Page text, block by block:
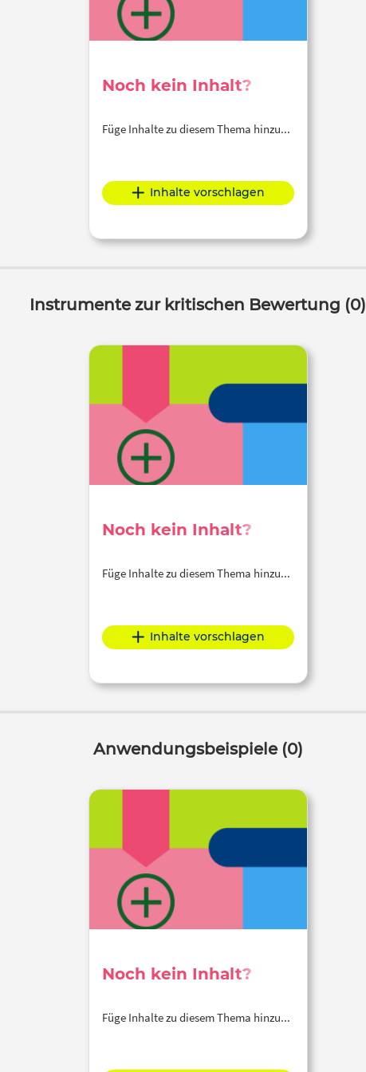
Noch kein Inhalt?
Füge Inhalte zu diesem Thema hinzu...
Inhalte vorschlagen
Instrumente zur kritischen Bewertung (0)
Noch kein Inhalt?
Füge Inhalte zu diesem Thema hinzu...
Inhalte vorschlagen
Anwendungsbeispiele (0)
Noch kein Inhalt?
Füge Inhalte zu diesem Thema hinzu...